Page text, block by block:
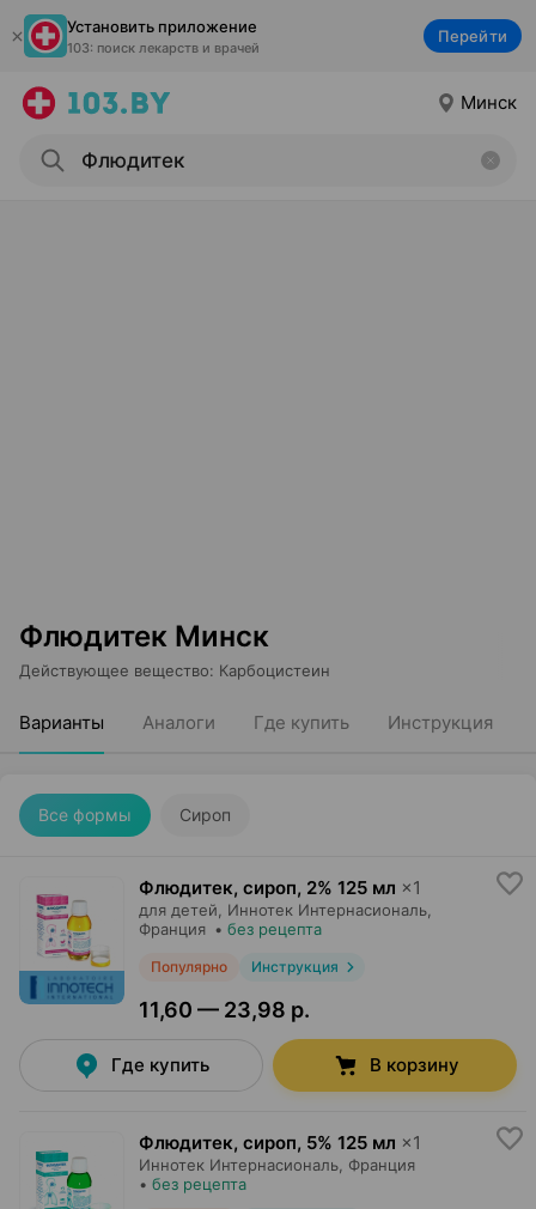
Установить приложение
103: поиск лекарств и врачей
Перейти
Минск
Флюдитек Минск
Действующее вещество: Карбоцистеин
Варианты Аналоги Где купить Инструкция
Все формы Сироп
Флюдитек, сироп, 2% 125 мл ×1
для детей, Иннотек Интернасиональ
Франция • без рецепта
Популярно Инструкция
11,60 — 23,98 р.
Где купить В корзину
Флюдитек, сироп, 5% 125 мл ×1
Иннотек Интернасиональ , Франция
• без рецепта